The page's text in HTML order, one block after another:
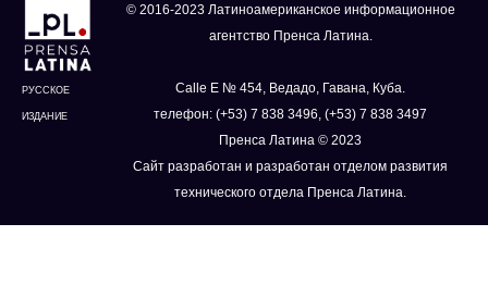
РУССКОЕ
ИЗДАНИЕ
© 2016-2023 Латиноамериканское информационное
агентство Пренса Латина.
Calle E № 454, Ведадо, Гавана, Куба.
телефон: (+53) 7 838 3496, (+53) 7 838 3497
Пренса Латина © 2023
Сайт разработан и разработан отделом развития
технического отдела Пренса Латина.